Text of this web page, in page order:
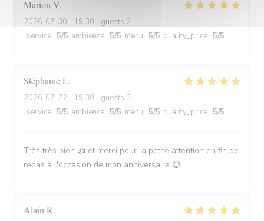
Marion V
2026-07-30 - 19:30 - guests 2
service : 5/5 ambience : 5/5 menu : 5/5 quality_price : 5/5
StéphanieL
2026-07-22 - 19:30 - guests 3
service : 5/5 ambience : 5/5 menu : 5/5 quality_price : 5/5
Très très bien 👍 et merci pour la petite attention en fin de
repas à l'occasion de mon anniversaire 😊
Alain R